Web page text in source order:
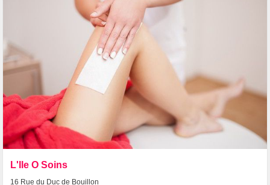
L'Ile O Soins
16 Rue du Duc de Bouillon